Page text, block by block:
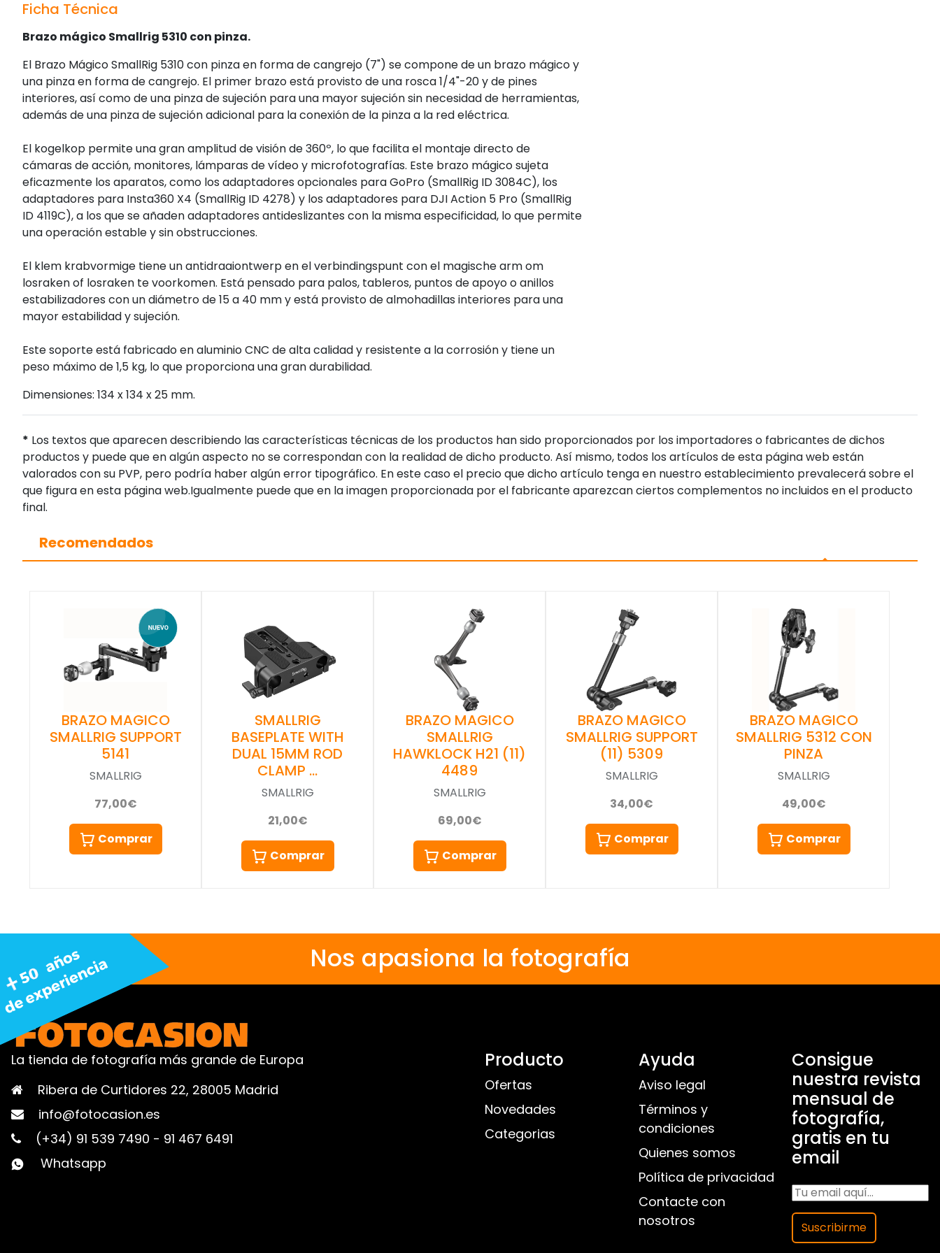
Ficha Técnica
Brazo mágico Smallrig 5310 con pinza.
El Brazo Mágico SmallRig 5310 con pinza en forma de cangrejo (7") se compone de un brazo mágico y
una pinza en forma de cangrejo. El primer brazo está provisto de una rosca 1/4"-20 y de pines
interiores, así como de una pinza de sujeción para una mayor sujeción sin necesidad de herramientas,
además de una pinza de sujeción adicional para la conexión de la pinza a la red eléctrica.
El kogelkop permite una gran amplitud de visión de 360º, lo que facilita el montaje directo de
cámaras de acción, monitores, lámparas de vídeo y microfotografías. Este brazo mágico sujeta
eficazmente los aparatos, como los adaptadores opcionales para GoPro (SmallRig ID 3084C), los
adaptadores para Insta360 X4 (SmallRig ID 4278) y los adaptadores para DJI Action 5 Pro (SmallRig
ID 4119C), a los que se añaden adaptadores antideslizantes con la misma especificidad, lo que permite
una operación estable y sin obstrucciones.
El klem krabvormige tiene un antidraaiontwerp en el verbindingspunt con el magische arm om
losraken of losraken te voorkomen. Está pensado para palos, tableros, puntos de apoyo o anillos
estabilizadores con un diámetro de 15 a 40 mm y está provisto de almohadillas interiores para una
mayor estabilidad y sujeción.
Este soporte está fabricado en aluminio CNC de alta calidad y resistente a la corrosión y tiene un
peso máximo de 1,5 kg, lo que proporciona una gran durabilidad.
Dimensiones: 134 x 134 x 25 mm.
* Los textos que aparecen describiendo las características técnicas de los productos han sido proporcionados por los importadores o fabricantes de dichos
productos y puede que en algún aspecto no se correspondan con la realidad de dicho producto. Así mismo, todos los artículos de esta página web están
valorados con su PVP, pero podría haber algún error tipográfico. En este caso el precio que dicho artículo tenga en nuestro establecimiento prevalecerá sobre el
que figura en esta página web.Igualmente puede que en la imagen proporcionada por el fabricante aparezcan ciertos complementos no incluidos en el producto
final.
Recomendados
BRAZO MAGICO
SMALLRIG SUPPORT
5141
SMALLRIG
77,00€
Comprar
SMALLRIG
BASEPLATE WITH
DUAL 15MM ROD
CLAMP …
SMALLRIG
21,00€
Comprar
BRAZO MAGICO
SMALLRIG
HAWKLOCK H21 (11)
4489
SMALLRIG
69,00€
Comprar
BRAZO MAGICO
SMALLRIG SUPPORT
(11) 5309
SMALLRIG
34,00€
Comprar
BRAZO MAGICO
SMALLRIG 5312 CON
PINZA
SMALLRIG
49,00€
Comprar
Nos apasiona la fotografía
La tienda de fotografía más grande de Europa
Ribera de Curtidores 22, 28005 Madrid
info@fotocasion.es
(+34) 91 539 7490 - 91 467 6491
Whatsapp
Producto
Ofertas
Novedades
Categorias
Ayuda
Aviso legal
Términos y
condiciones
Quienes somos
Política de privacidad
Contacte con
nosotros
Consigue
nuestra revista
mensual de
fotografía,
gratis en tu
email
Suscribirme